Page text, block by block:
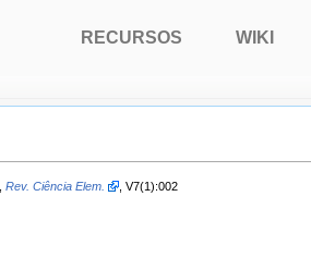
Rev. Ciência Elem.
, V7(1):002
RECURSOS WIKI